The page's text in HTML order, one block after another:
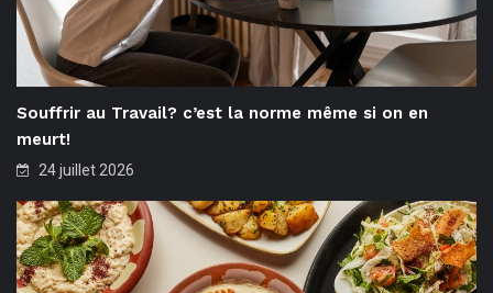
Souffrir au Travail? c’est la norme même si on en
meurt!
24 juillet 2026